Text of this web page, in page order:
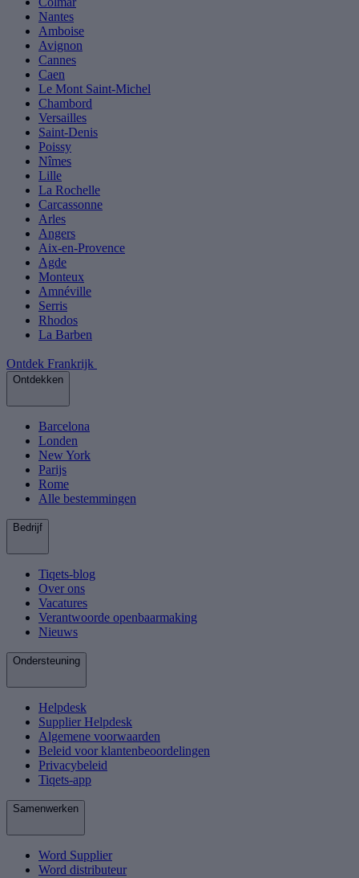
Nantes
Amboise
Avignon
Cannes
Caen
Le Mont Saint-Michel
Chambord
Versailles
Saint-Denis
Poissy
Nîmes
Lille
La Rochelle
Carcassonne
Arles
Angers
Aix-en-Provence
Agde
Monteux
Amnéville
Serris
Rhodos
La Barben
Ontdek Frankrijk
Ontdekken
Barcelona
Londen
New York
Parijs
Rome
Alle bestemmingen
Bedrijf
Tiqets-blog
Over ons
Vacatures
Verantwoorde openbaarmaking
Nieuws
Ondersteuning
Helpdesk
Supplier Helpdesk
Algemene voorwaarden
Beleid voor klantenbeoordelingen
Privacybeleid
Tiqets-app
Samenwerken
Word Supplier
Word distributeur